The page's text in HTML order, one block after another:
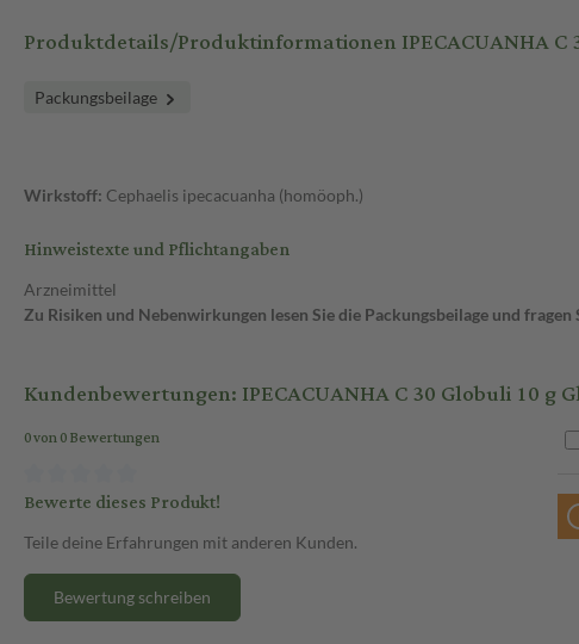
Produktdetails/Produktinformationen IPECACUANHA C
Packungsbeilage
Wirkstoff: Cephaelis ipecacuanha (homöoph.)
Hinweistexte und Pflichtangaben
Arzneimittel
Zu Risiken und Nebenwirkungen lesen Sie die Packungsbeilage und
Kundenbewertungen: IPECACUANHA C 30 Globuli 10 g
0 von 0 Bewertungen
Bewerte dieses Produkt!
Teile deine Erfahrungen mit anderen Kunden.
Bewertung schreiben